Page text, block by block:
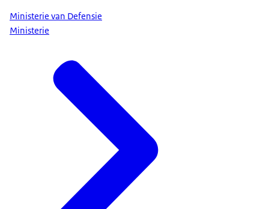
Ministerie van Defensie
Ministerie